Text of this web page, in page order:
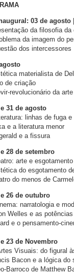
03 de agosto
da filosofia
da imagem do
dos intercessores
materialista de
de criação
revolucionário da arte
31 de agosto
linhas de fuga
e a literatura menor
e a fissura
28 de setembro
arte e
do esgotamento
do menos de
26 de outubro
narratologia e
Welles e as
e o pensamento-
23 de Novembro
Visuais: do figural
Bacon e a lógica do
Barroco de Matthew